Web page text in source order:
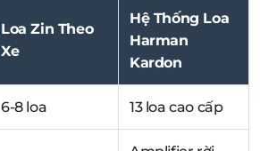
Loa Zin Theo
Xe
Hệ Thống Loa
Harman
Kardon
6-8 loa 13 loa cao cấp